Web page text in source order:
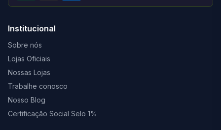
Institucional
Sobre nós
Lojas Oficiais
Nossas Lojas
Trabalhe conosco
Nosso Blog
Certificação Social Selo 1%